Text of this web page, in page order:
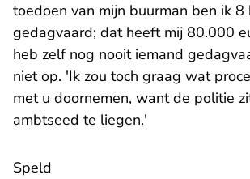
toedoen van mijn buurman ben ik 8
gedagvaard; dat heeft mij 80.000
heb zelf nog nooit iemand
niet op. 'Ik zou toch graag wat
met u doornemen, want de politie
ambtseed te liegen.'
Speld